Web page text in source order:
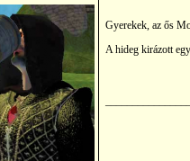
Gyerekek, az ős
A hideg kirázott